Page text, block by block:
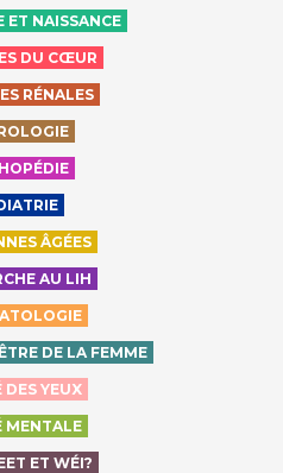
ET NAISSANCE
DU CŒUR
RÉNALES
ÂGÉES
AU LIH
DE LA FEMME
DES YEUX
MENTALE
ET WÉI?